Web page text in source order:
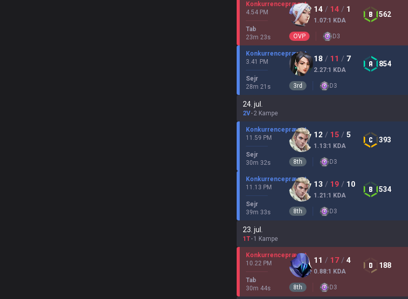
Konkurrencepræget
4.54 PM
Tab
23m 23s
14 / 14 / 1
1.07:1 KDA
562
OVP D3
Konkurrencepræget
3.41 PM
Sejr
28m 21 s
18 / 11 / 7
2.27:1 KDA
854
3rd D3
24. jul.
2V 2 Kampe
Konkurrencepræget
11.59 PM
Sejr
30m 32s
12 / 15 / 5
1.13:1 KDA
393
8th D3
Konkurrencepræget
11.13 PM
Sejr
39m 33s
13 / 19 / 10
1.21 :1 KDA
534
8th D3
23. jul.
1T 1 Kampe
Konkurrencepræget
10.22 PM
Tab
30m 44s
11 / 17 / 4
0.88:1 KDA
188
8th D3